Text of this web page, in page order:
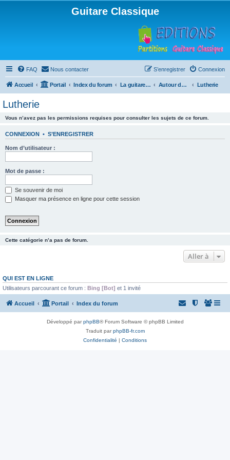
Guitare Classique
FAQ Nous contacter Connexion
S’enregistrer
Accueil Portail Index du forum La guitare : instrument, cours et théorie Autour de la guitare Lutherie
Lutherie
Vous n’avez pas les permissions requises pour consulter les sujets de ce forum.
CONNEXION • S’ENREGISTRER
Nom d’utilisateur :
Mot de passe :
Se souvenir de moi
Masquer ma présence en ligne pour cette session
Cette catégorie n’a pas de forum.
Aller à
QUI EST EN LIGNE
Utilisateurs parcourant ce forum : Bing [Bot] et 1 invité
Accueil Portail Index du forum
Développé parphpBB® Forum Software © phpBB Limited
Traduit parphpBB-fr.com
Confidentialité | Conditions